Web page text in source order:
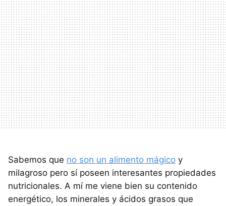
Sabemos que no son un alimento mágico y
milagroso pero sí poseen interesantes propiedades
nutricionales. A mí me viene bien su contenido
energético, los minerales y ácidos grasos que